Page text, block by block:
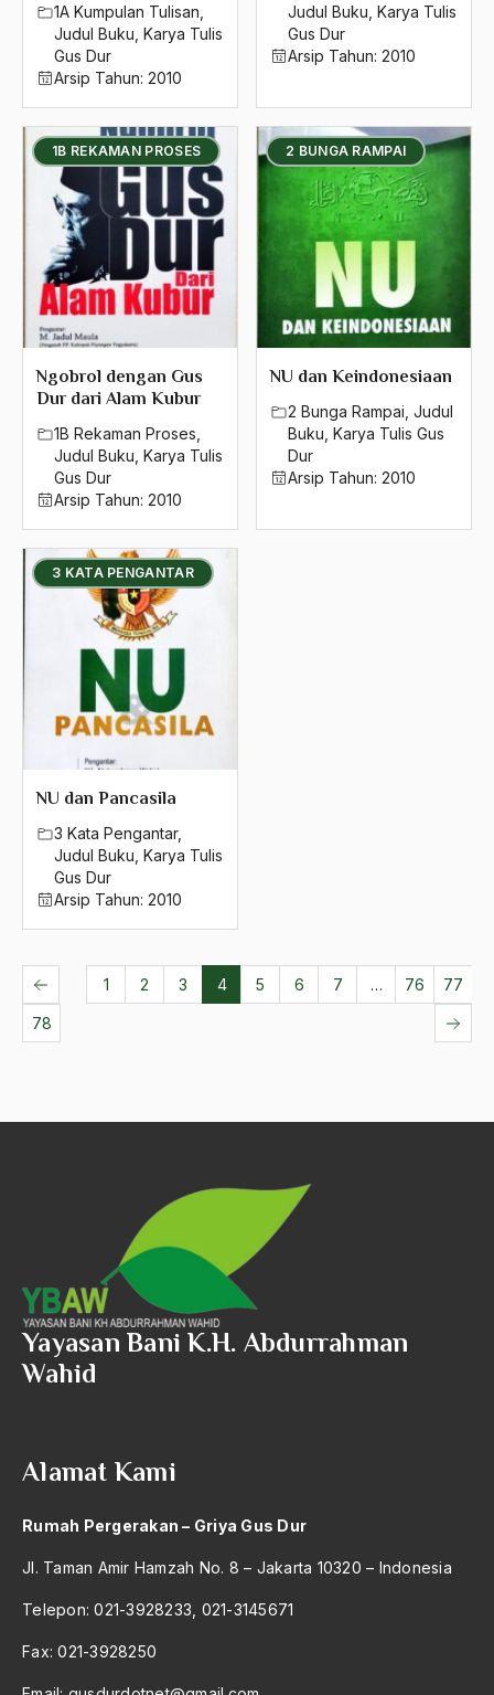
1A Kumpulan Tulisan
Judul Buku Karya Tulis
Gus Dur
Arsip Tahun: 2010
Judul Buku Karya Tulis
Gus Dur
Arsip Tahun: 2010
1B REKAMAN PROSES
Ngobrol dengan Gus
Dur dari Alam Kubur
1B Rekaman Proses
Judul Buku Karya Tulis
Gus Dur
Arsip Tahun: 2010
2 BUNGA RAMPAI
NU dan Keindonesiaan
2 Bunga Rampai Judul
Buku Karya Tulis Gus
Dur
Arsip Tahun: 2010
3 KATA PENGANTAR
NU dan Pancasila
3 Kata Pengantar,
Judul Buku Karya Tulis
Gus Dur
Arsip Tahun: 2010
1 2 3 4 5 6 7 … 76 77
78
Yayasan Bani K.H. Abdurrahman
Wahid
Alamat Kami
Rumah Pergerakan – Griya Gus Dur
Jl. Taman Amir Hamzah No. 8 – Jakarta 10320 – Indonesia
Telepon: 021-3928233, 021-3145671
Fax: 021-3928250